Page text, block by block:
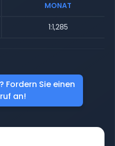
MONAT
1:1,285
Fordern Sie einen
an!